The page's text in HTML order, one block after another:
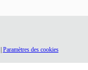
Paramètres des cookies